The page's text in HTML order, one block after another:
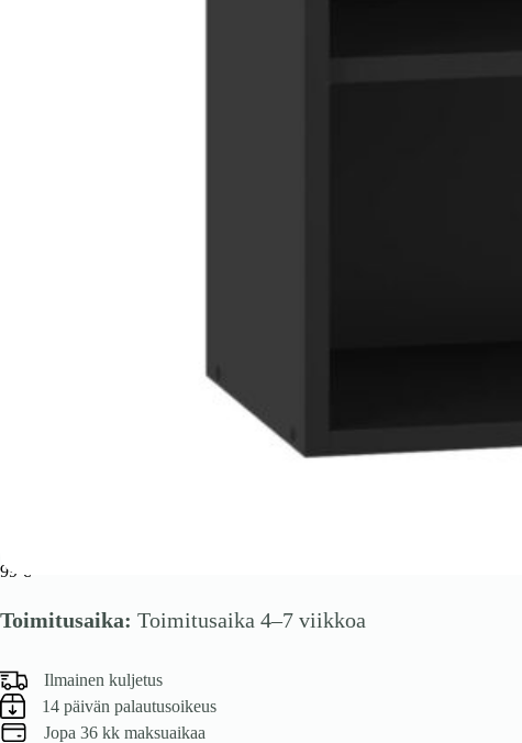
99 €
Toimitusaika: Toimitusaika 4–7 viikkoa
Ilmainen kuljetus
14 päivän palautusoikeus
Jopa 36 kk maksuaikaa